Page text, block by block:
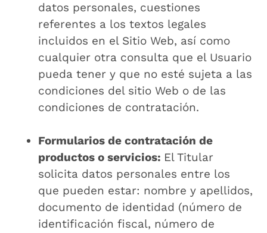
datos personales, cuestiones
referentes a los textos legales
incluidos en el Sitio Web, así como
cualquier otra consulta que el Usuario
pueda tener y que no esté sujeta a las
condiciones del sitio Web o de las
condiciones de contratación.
Formularios de contratación de
productos o servicios: El Titular
solicita datos personales entre los
que pueden estar: nombre y apellidos,
documento de identidad (número de
identificación fiscal, número de